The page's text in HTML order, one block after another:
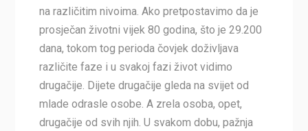
na različitim nivoima. Ako pretpostavimo da je
prosječan životni vijek 80 godina, što je 29.200
dana, tokom tog perioda čovjek doživljava
različite faze i u svakoj fazi život vidimo
drugačije. Dijete drugačije gleda na svijet od
mlade odrasle osobe. A zrela osoba, opet,
drugačije od svih njih. U svakom dobu, pažnja